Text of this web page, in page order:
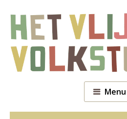
Menu